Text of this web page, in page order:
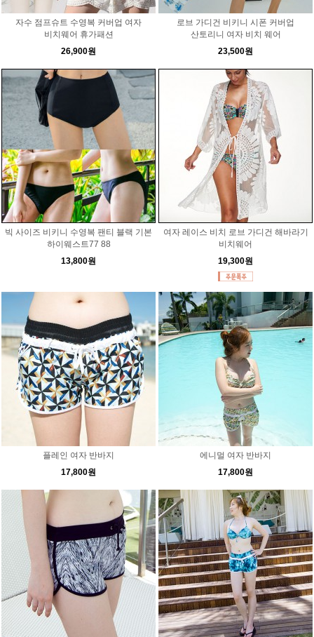
자수 점프슈트 수영복 커버업 여자
비치웨어 휴가패션
26,900원
로브 가디건 비키니 시폰 커버업
산토리니 여자 비치 웨어
23,500원
빅 사이즈 비키니 수영복 팬티 블랙 기본
하이웨스트77 88
13,800원
여자 레이스 비치 로브 가디건 해바라기
비치웨어
19,300원
플레인 여자 반바지
17,800원
에니멀 여자 반바지
17,800원